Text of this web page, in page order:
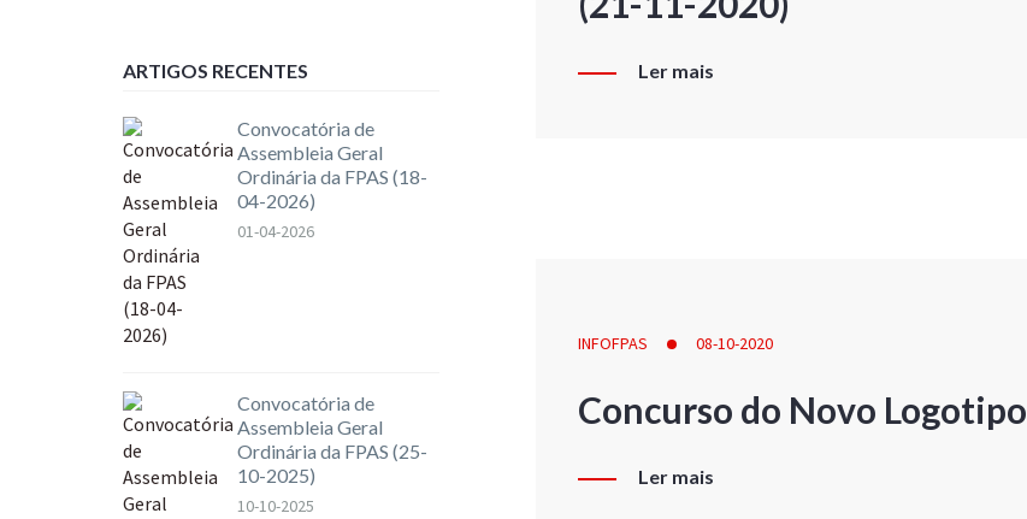
Ler mais
INFOFPAS 08-10-2020
Concurso do Novo Logotipo
Ler mais
ARTIGOS RECENTES
Convocatória de
Assembleia Geral
Ordinária da FPAS (18-
04-2026)
01-04-2026
Convocatória de
Assembleia Geral
Ordinária da FPAS (25-
10-2025)
10-10-2025